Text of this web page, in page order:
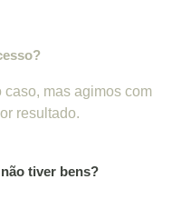
mas agimos com
resultado.
tiver bens?